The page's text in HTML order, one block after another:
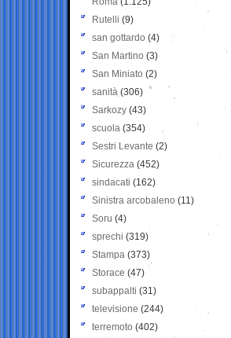
Rutelli (9)
san gottardo (4)
San Martino (3)
San Miniato (2)
sanità (306)
Sarkozy (43)
scuola (354)
Sestri Levante (2)
Sicurezza (452)
sindacati (162)
Sinistra arcobaleno (11)
Soru (4)
sprechi (319)
Stampa (373)
Storace (47)
subappalti (31)
televisione(244)
terremoto (402)